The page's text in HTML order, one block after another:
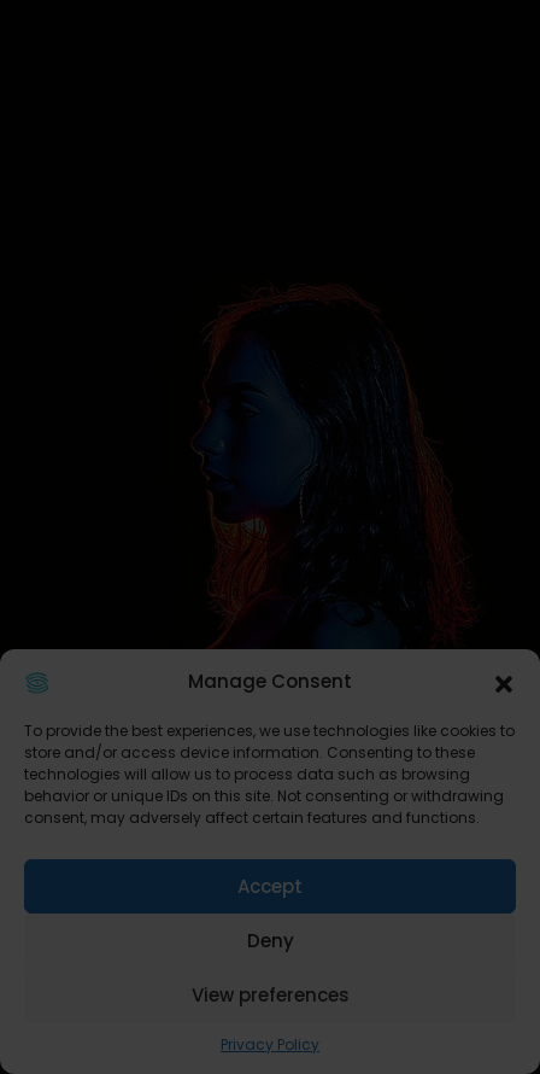
Manage Consent
To provide the best experiences, we use technologies like cookies to
store and/or access device information. Consenting to these
technologies will allow us to process data such as browsing
behavior or unique IDs on this site. Not consenting or withdrawing
consent, may adversely affect certain features and functions.
Accept
Deny
View preferences
Privacy Policy